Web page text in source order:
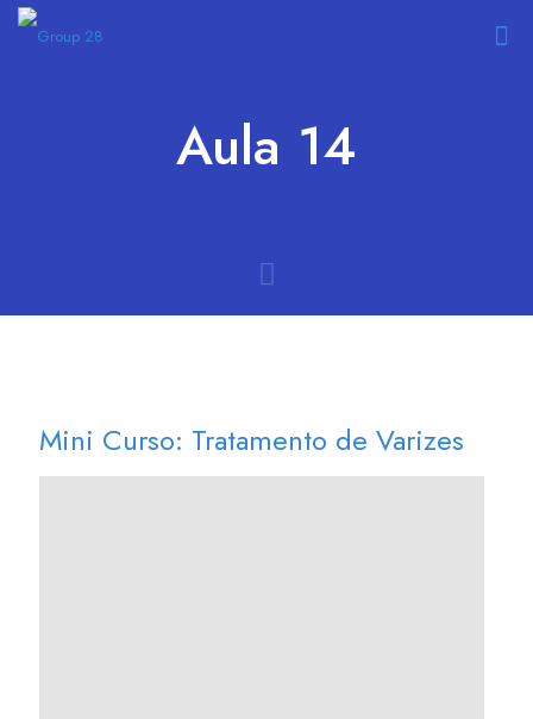
Aula 14
Mini Curso: Tratamento de Varizes